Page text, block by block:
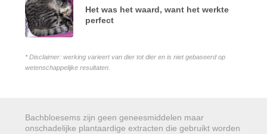
Het was het waard, want het werkte
perfect
* Disclaimer: werking varieert van dier tot dier en is niet gebaseerd op
wetenschappelijke resultaten.
Bachbloesems zijn geen geneesmiddelen maar
onschadelijke plantaardige extracten die gebruikt worden